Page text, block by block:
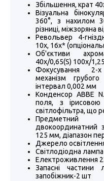
Збільшення, крат
Візуальна
360°, з нахилом
різниці, міжзоряна
Револьвер 4-
10х, 16х*
Об'єктиви
40х/0,65(S) 100х/
Фокусування 2-х
механізм
інтервал 0,002 мм
Конденсор ABBE
поля, з
світлофільтра, що
Предметний
двокоординатний
125 мм, діапазон
Джерело
Світлодіодна
Електроживлення
Запасні частини
запобіжник-2 шт